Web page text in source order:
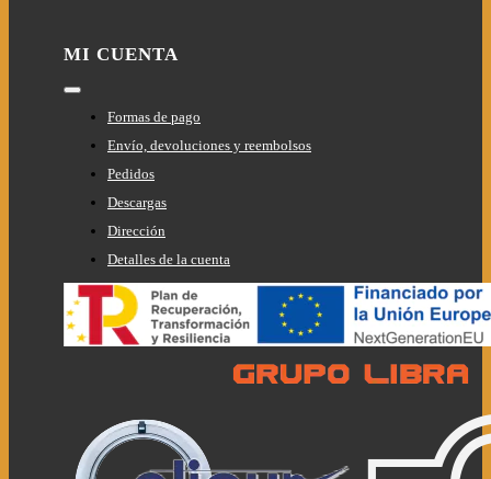
MI CUENTA
Toggle
NavigationFormas de pago
Envío, devoluciones y reembolsos
Pedidos
Descargas
Dirección
Detalles de la cuenta